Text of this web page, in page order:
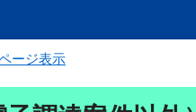
ージ表示